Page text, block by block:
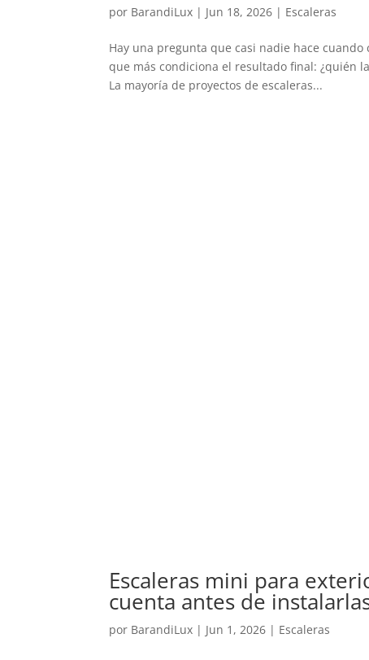
por BarandiLux | Jun 18, 2026 | Escaleras
Hay una pregunta que casi nadie hace
que más condiciona el resultado final: ¿quién
La mayoría de proyectos de escaleras...
Escaleras mini para
cuenta antes de
por BarandiLux | Jun 1, 2026 | Escaleras